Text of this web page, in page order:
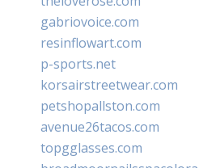
gabriovoice.com
resinflowart.com
p-sports.net
korsairstreetwear.com
petshopallston.com
avenue26tacos.com
topgglasses.com